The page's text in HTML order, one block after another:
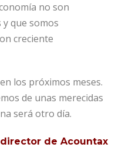
no son
que somos
creciente
los próximos meses.
de unas merecidas
será otro día.
de Acountax